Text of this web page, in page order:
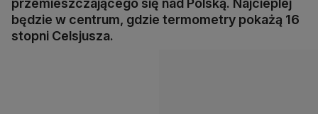
przemieszczającego się nad Polską. Najcieplej
będzie w centrum, gdzie termometry pokażą 16
stopni Celsjusza.